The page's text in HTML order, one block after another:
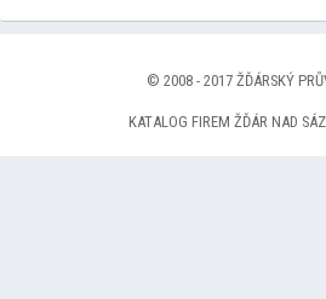
© 2008 - 2017 ŽĎÁRSKÝ
KATALOG FIREM ŽĎÁR NAD